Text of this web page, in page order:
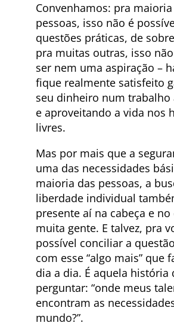
Convenhamos: pra
pessoas, isso não é
questões práticas, de
pra muitas outras, isso
ser nem uma aspiração –
fique realmente satisfeito
seu dinheiro num trabalho
e aproveitando a vida nos
livres.
Mas por mais que a
uma das necessidades
maioria das pessoas, a
liberdade individual
presente aí na cabeça e
muita gente. E talvez, pra
possível conciliar a
com esse “algo mais” que
dia a dia. É aquela história
perguntar: “onde meus
encontram as
mundo?”.